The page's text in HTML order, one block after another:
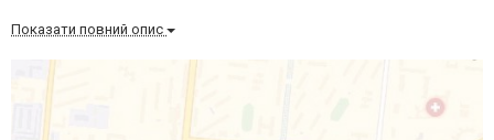
Показати повний опис